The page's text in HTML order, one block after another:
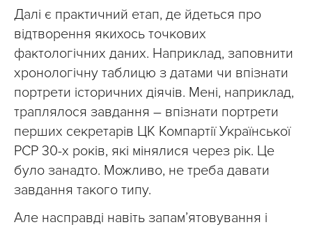
Далі є практичний етап, де йдеться про
відтворення якихось точкових
фактологічних даних. Наприклад, заповнити
хронологічну таблицю з датами чи впізнати
портрети історичних діячів. Мені, наприклад,
траплялося завдання – впізнати портрети
перших секретарів ЦК Компартії Української
РСР 30-х років, які мінялися через рік. Це
було занадто. Можливо, не треба давати
завдання такого типу.
Але насправді навіть запам’ятовування і